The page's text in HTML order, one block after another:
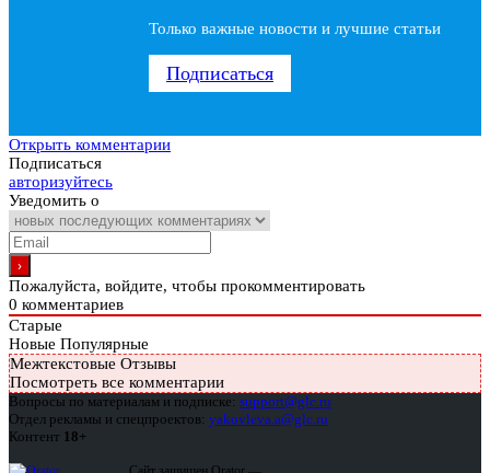
Только важные новости и лучшие статьи
Подписаться
Открыть комментарии
Подписаться
авторизуйтесь
Уведомить о
Пожалуйста, войдите, чтобы прокомментировать
0 комментариев
Старые
Новые Популярные
Межтекстовые Отзывы
Посмотреть все комментарии
Вопросы по материалам и подписке: support@glc.ru
Отдел рекламы и спецпроектов: yakovleva.a@glc.ru
Контент 18+